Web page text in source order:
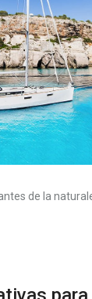
de la